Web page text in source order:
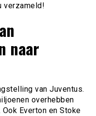
verzameld!
naar
van Juventus.
overhebben
Everton en Stoke